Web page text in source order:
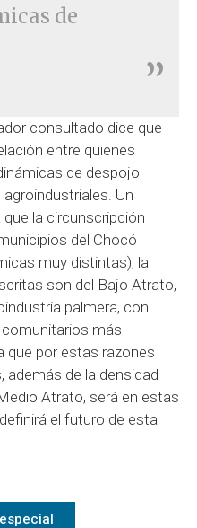
de
consultado dice que
entre quienes
de despojo
Un
la circunscripción
del Chocó
muy distintas), la
son del Bajo Atrato,
palmera, con
más
que por estas razones
de la densidad
Atrato, será en estas
el futuro de esta